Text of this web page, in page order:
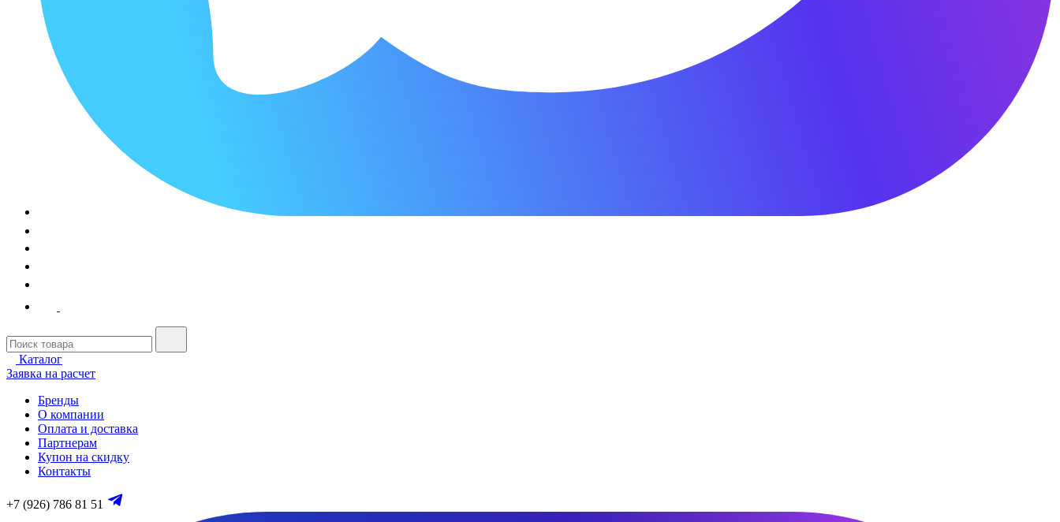
Каталог
Заявка на расчет
Бренды
О компании
Оплата и доставка
Партнерам
Купон на скидку
Контакты
+7 (926) 786 81 51